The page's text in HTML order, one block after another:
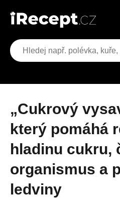
„Cukrový vysavač“: nápoj,
který pomáhá
hladinu cukru,
organismus a
ledviny